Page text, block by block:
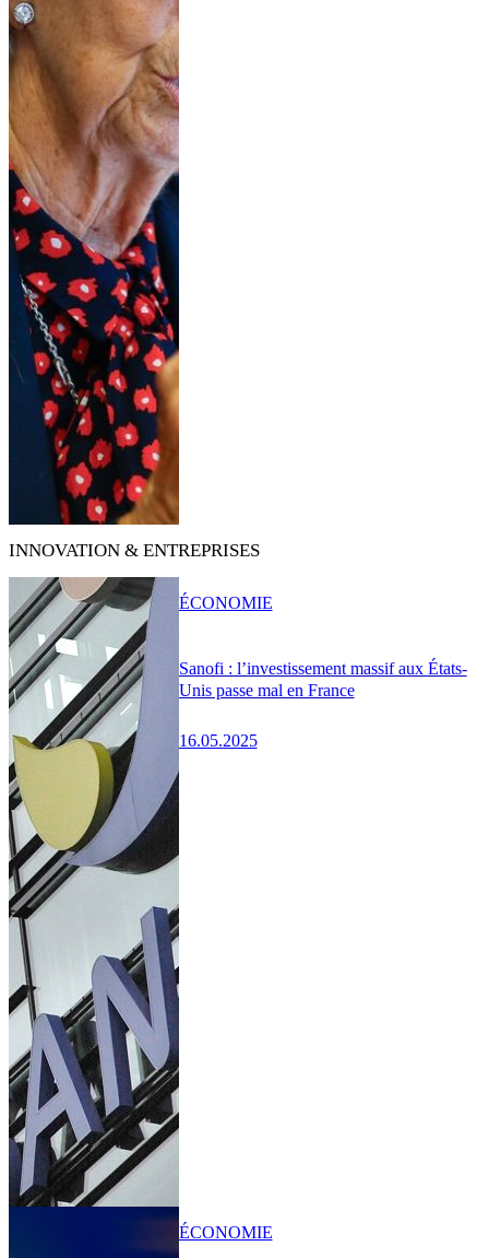
INNOVATION & ENTREPRISES
Sanofi : l’investissement massif aux États-
Unis passe mal en France
16.05.2025
ÉCONOMIE
ÉCONOMIE